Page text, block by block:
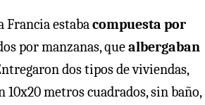
Francia estabacompuesta por
por manzanas, quealbergaban
dos tipos de viviendas,
10x20 metros cuadrados, sin baño,